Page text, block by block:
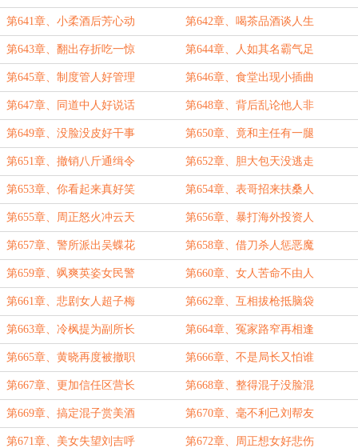
第641章、小柔酒后芳心动 第642章、喝茶品酒谈人生
第643章、翻出存折吃一惊 第644章、人如其名霸气足
第645章、制度管人好管理 第646章、食堂出现小插曲
第647章、同道中人好说话 第648章、背后乱论他人非
第649章、没脸没皮好干事 第650章、竟和主任有一腿
第651章、撤销八斤通缉令 第652章、胆大包天没逃走
第653章、你看起来真好笑 第654章、表哥招来扶桑人
第655章、周正怒火冲云天 第656章、暴打海外投资人
第657章、警所派出吴蝶花 第658章、借刀杀人惩恶魔
第659章、飒爽英姿女民警 第660章、女人苦命不由人
第661章、悲剧女人超子梅 第662章、互相拔枪抵脑袋
第663章、冷枫提为副所长 第664章、冤家路窄再相逢
第665章、黄晓再度被撤职 第666章、不是局长又怕谁
第667章、更加信任区营长 第668章、整得混子没脸混
第669章、搞定混子赏美酒 第670章、毫不利己刘帮友
第671章、美女失望刘吉呼 第672章、周正想女好悲伤